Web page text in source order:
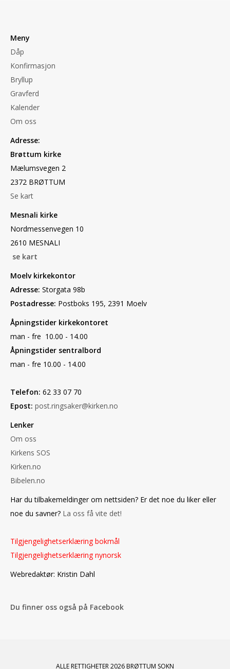
Meny
Dåp
Konfirmasjon
Bryllup
Gravferd
Kalender
Om oss
Adresse:
Brøttum kirke
Mælumsvegen 2
2372 BRØTTUM
Se kart
Mesnali kirke
Nordmessenvegen 10
2610 MESNALI
se kart
Moelv kirkekontor
Adresse: Storgata 98b
Postadresse: Postboks 195, 2391 Moelv
Åpningstider kirkekontoret
man - fre 10.00 - 14.00
Åpningstider sentralbord
man - fre 10.00 - 14.00
Telefon: 62 33 07 70
Epost: post.ringsaker@kirken.no
Lenker
Om oss
Kirkens SOS
Kirken.no
Bibelen.no
Har du tilbakemeldinger om nettsiden? Er det noe du liker eller
noe du savner? La oss få vite det!
Tilgjengelighetserklæring bokmål
Tilgjengelighetserklæring nynorsk
Webredaktør: Kristin Dahl
Du finner oss også på Facebook
ALLE RETTIGHETER 2026 BRØTTUM SOKN